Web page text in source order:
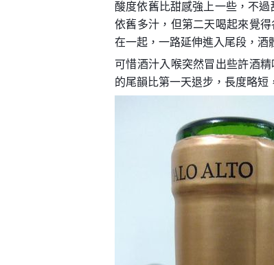
酸度依舊比甜感強上一些，不
依舊多汁，但第二天喝起來覺
在一起，一路延伸進入尾段，酒
可惜酒汁入喉突然冒出些許酒
的尾韻比第一天退步，長度略短